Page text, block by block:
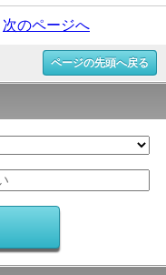
次のページへ
ページの先頭へ戻る